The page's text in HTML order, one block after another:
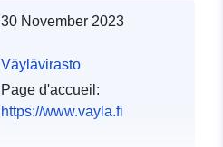
30 November 2023
Väylävirasto
Page d'accueil:
https://www.vayla.fi